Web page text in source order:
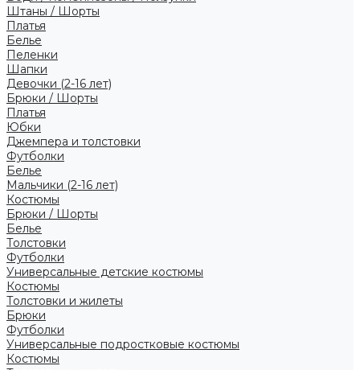
Штаны / Шорты
Платья
Белье
Пеленки
Шапки
Девочки (2-16 лет)
Брюки / Шорты
Платья
Юбки
Джемпера и толстовки
Футболки
Белье
Мальчики (2-16 лет)
Костюмы
Брюки / Шорты
Белье
Толстовки
Футболки
Универсальные детские костюмы
Костюмы
Толстовки и жилеты
Брюки
Футболки
Универсальные подростковые костюмы
Костюмы